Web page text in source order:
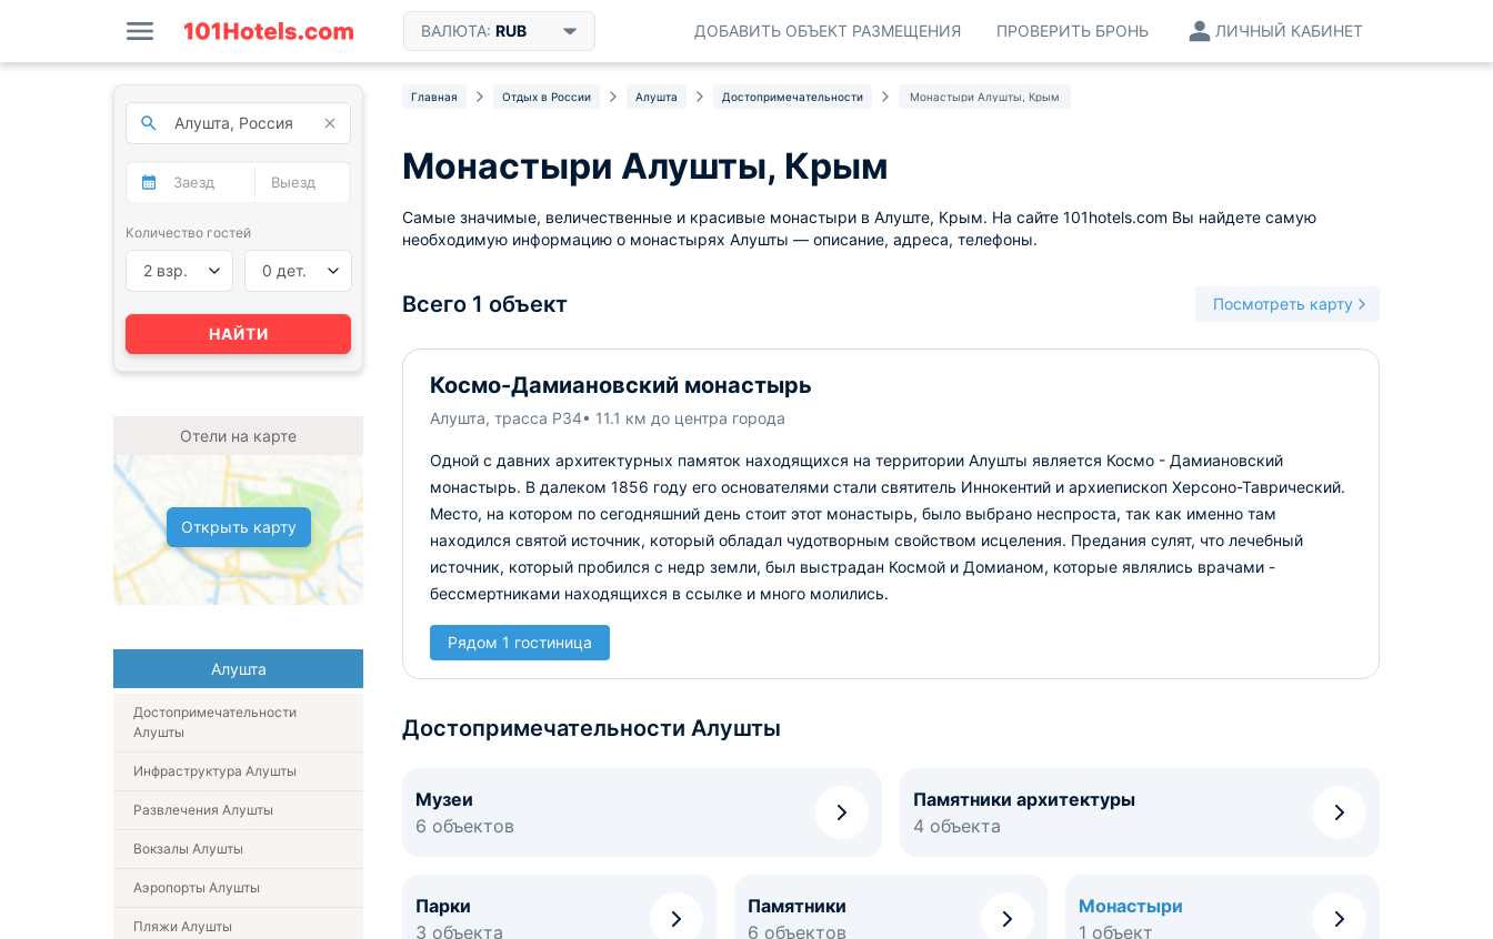
ВАЛЮТА: RUB ЛИЧНЫЙ КАБИНЕТ
ПРОВЕРИТЬ БРОНЬ
ДОБАВИТЬ ОБЪЕКТ РАЗМЕЩЕНИЯ
Главная Отдых в России Алушта Достопримечательности Монастыри Алушты, Крым
Монастыри Алушты, Крым
Самые значимые, величественные и красивые монастыри в Алуште, Крым. На сайте 101hotels.com Вы найдете самую
необходимую информацию о монастырях Алушты — описание, адреса, телефоны.
Всего 1 объект Посмотреть карту
Космо-Дамиановский монастырь
Алушта, трасса Р34• 11.1 км до центра города
Одной с давних архитектурных памяток находящихся на территории Алушты является Космо - Дамиановский
монастырь. В далеком 1856 году его основателями стали святитель Иннокентий и архиепископ Херсоно-Таврический.
Место, на котором по сегодняшний день стоит этот монастырь, было выбрано неспроста, так как именно там
находился святой источник, который обладал чудотворным свойством исцеления. Предания сулят, что лечебный
источник, который пробился с недр земли, был выстрадан Космой и Домианом, которые являлись врачами -
бессмертниками находящихся в ссылке и много молились.
Рядом 1 гостиница
Достопримечательности Алушты
Музеи
6 объектов
Памятники архитектуры
4 объекта
Парки
3 объекта
Памятники
6 объектов
Монастыри
1 объект
Количество гостей
2 взр. 0 дет.
НАЙТИ
Отели на карте
Открыть карту
Алушта
Достопримечательности
Алушты
Инфраструктура Алушты
Развлечения Алушты
Вокзалы Алушты
Аэропорты Алушты
Пляжи Алушты